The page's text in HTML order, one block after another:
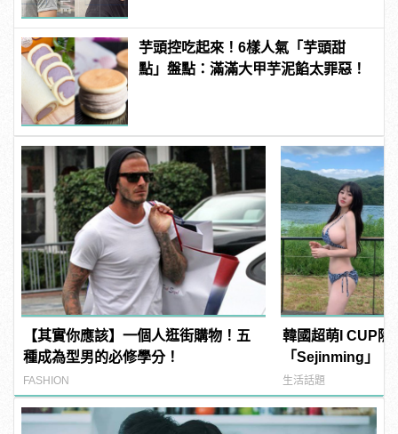
芋頭控吃起來！6樣人氣「芋頭甜
點」盤點：滿滿大甲芋泥餡太罪惡！
【其實你應該】一個人逛街購物！五
種成為型男的必修學分！
FASHION
韓國超萌I CUP隱
「Sejinming」
了吧！ |
生活話題